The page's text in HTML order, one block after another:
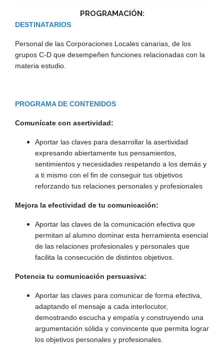
PROGRAMACIÓN:
DESTINATARIOS
Personal de las Corporaciones Locales canarias, de los
grupos C-D que desempeñen funciones relacionadas con la
materia estudio.
PROGRAMA DE CONTENIDOS
Comunícate con asertividad:
Aportar las claves para desarrollar la asertividad
expresando abiertamente tus pensamientos,
sentimientos y necesidades respetando a los demás y
a ti mismo con el fin de conseguir tus objetivos
reforzando tus relaciones personales y profesionales
Mejora la efectividad de tu comunicación:
Aportar las claves de la comunicación efectiva que
permitan al alumno dominar esta herramienta esencial
de las relaciones profesionales y personales que
facilita la consecución de distintos objetivos.
Potencia tu comunicación persuasiva:
Aportar las claves para comunicar de forma efectiva,
adaptando el mensaje a cada interlocutor,
demostrando escucha y empatía y construyendo una
argumentación sólida y convincente que permita lograr
los objetivos personales y profesionales.